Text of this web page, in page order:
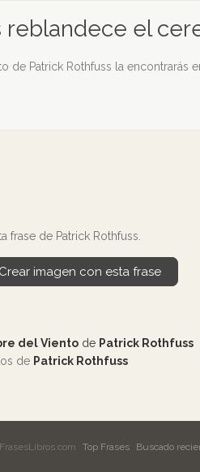
reblandece el
Patrick Rothfuss la encontrarás
frase de Patrick Rothfuss.
Crear imagen con esta frase
del Viento de Patrick Rothfuss
de Patrick Rothfuss
Top Frases Buscado